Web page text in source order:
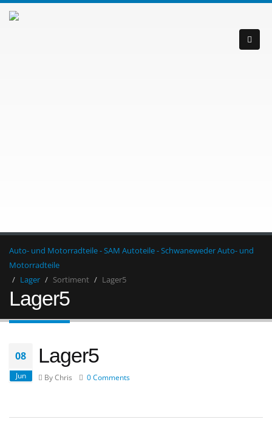
Auto- und Motorradteile - SAM Autoteile - Schwaneweder Auto- und
Motorradteile
Lager
Sortiment Lager5
Lager5
08
Jun
Lager5
By Chris 0 Comments